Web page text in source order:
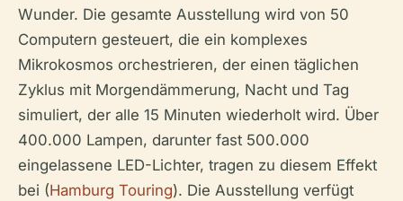
Wunder. Die gesamte Ausstellung wird von 50
Computern gesteuert, die ein komplexes
Mikrokosmos orchestrieren, der einen täglichen
Zyklus mit Morgendämmerung, Nacht und Tag
simuliert, der alle 15 Minuten wiederholt wird. Über
400.000 Lampen, darunter fast 500.000
eingelassene LED-Lichter, tragen zu diesem Effekt
bei (Hamburg Touring). Die Ausstellung verfügt